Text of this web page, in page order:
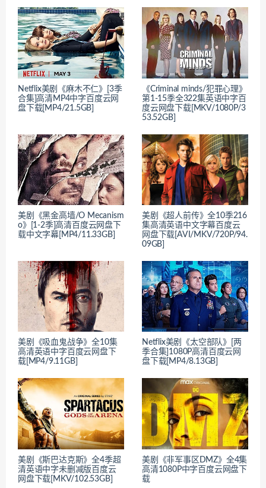
Netflix美剧《麻木不仁》[3季
合集]高清MP4中字百度云网
盘下载[MP4/21.5GB]
《Criminal minds/犯罪心理》
第1-15季全322集英语中字百
度云网盘下载[MKV/1080P/3
53.52GB]
美剧《黑金高墙/O Mecanism
o》[1-2季]高清百度云网盘下
载中文字幕[MP4/11.33GB]
美剧《超人前传》全10季216
集高清英语中文字幕百度云
网盘下载[AVI/MKV/720P/94.
09GB]
美剧《吸血鬼战争》全10集
高清英语中字百度云网盘下
载[MP4/9.11GB]
Netflix美剧《太空部队》[两
季合集]1080P高清百度云网
盘下载[MP4/8.13GB]
美剧《斯巴达克斯》全4季超
清英语中字未删减版百度云
网盘下载[MKV/102.53GB]
美剧《非军事区DMZ》全4集
高清1080P中字百度云网盘下
载